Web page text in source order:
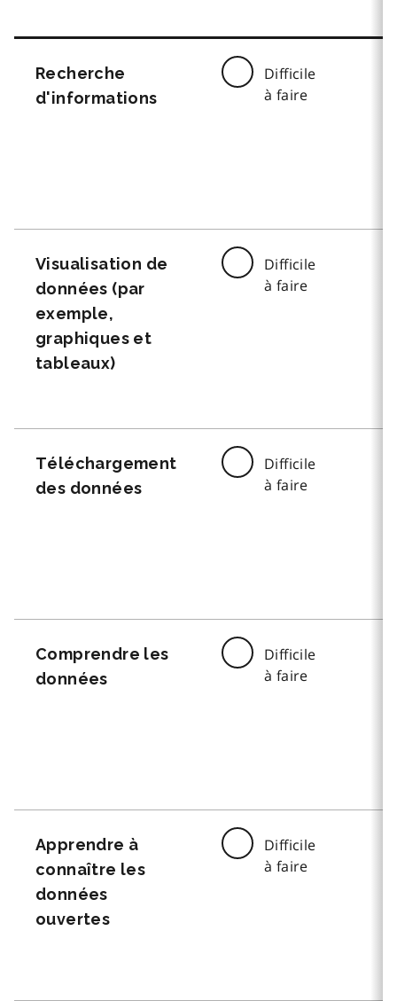
Recherche
d'informations
Difficile
à faire
Visualisation de
données (par
exemple,
graphiques et
tableaux)
Difficile
à faire
Téléchargement
des données
Difficile
à faire
Comprendre les
données
Difficile
à faire
Apprendre à
connaître les
données
ouvertes
Difficile
à faire